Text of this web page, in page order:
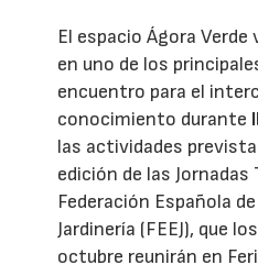
El espacio Ágora
en uno de los
encuentro para el
conocimiento durante
las actividades
edición de las Jornadas
Federación Española
Jardinería (FEEJ), que
octubre reunirán en